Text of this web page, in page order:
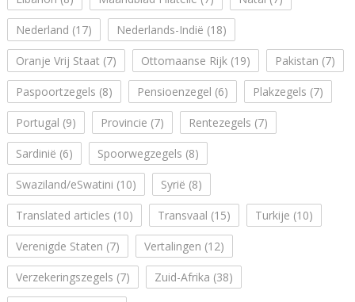
Nederland (17) Nederlands-Indië (18)
Oranje Vrij Staat (7) Ottomaanse Rijk(19) Pakistan (7)
Paspoortzegels (8) Pensioenzegel (6) Plakzegels (7)
Portugal (9) Provincie (7) Rentezegels (7)
Sardinië (6) Spoorwegzegels (8)
Swaziland/eSwatini (10) Syrië (8)
Translated articles (10) Transvaal (15) Turkije (10)
Verenigde Staten (7) Vertalingen (12)
Verzekeringszegels (7) Zuid-Afrika (38)